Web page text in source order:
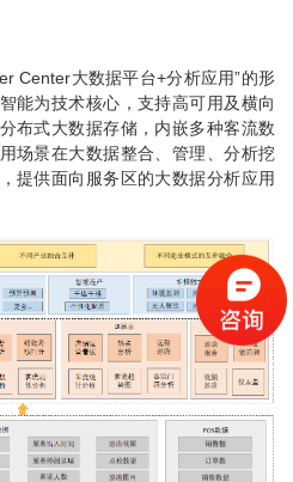
Center大数据平台+分析应用”的形
能为技术核心，支持高可用及横向
布式大数据存储，内嵌多种客流数
场景在大数据整合、管理、分析挖
提供面向服务区的大数据分析应用